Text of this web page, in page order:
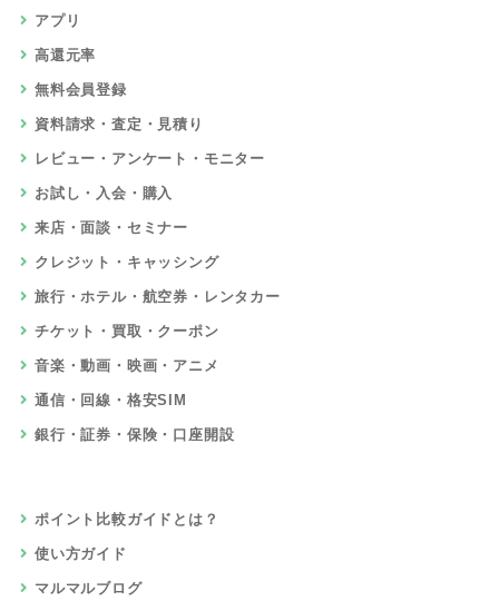
アプリ
高還元率
無料会員登録
資料請求・査定・見積り
レビュー・アンケート・モニター
お試し・入会・購入
来店・面談・セミナー
クレジット・キャッシング
旅行・ホテル・航空券・レンタカー
チケット・買取・クーポン
音楽・動画・映画・アニメ
通信・回線・格安SIM
銀行・証券・保険・口座開設
ポイント比較ガイドとは？
使い方ガイド
マルマルブログ